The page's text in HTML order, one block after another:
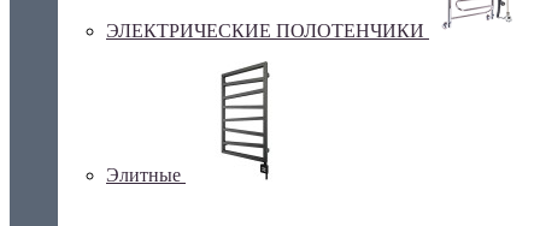
ЭЛЕКТРИЧЕСКИЕ ПОЛОТЕНЧИКИ
Элитные